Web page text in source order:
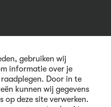
gebruiken wij
informatie over je
Door in te
kunnen wij gegevens
op deze site verwerken.